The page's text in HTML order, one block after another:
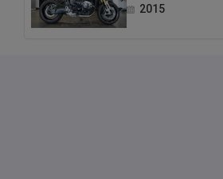
2015